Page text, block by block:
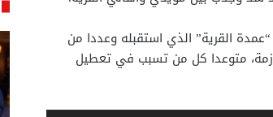
القرية” الذي استقبله وعددا من
متوعدا كل من تسبب في تعطيل